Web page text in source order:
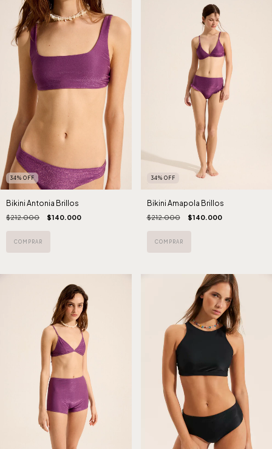
34% OFF
Bikini Antonia Brillos
$212.000 $140.000
COMPRAR
34% OFF
Bikini Amapola Brillos
$212.000 $140.000
COMPRAR